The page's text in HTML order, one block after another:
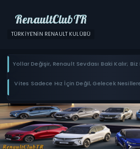
RenaultClubTR
TÜRKIYE'NIN RENAULT KULÜBÜ
Yollar Değişir, Renault Sevdası Baki Kalır;
Vites Sadece Hız İçin Değil, Gelecek